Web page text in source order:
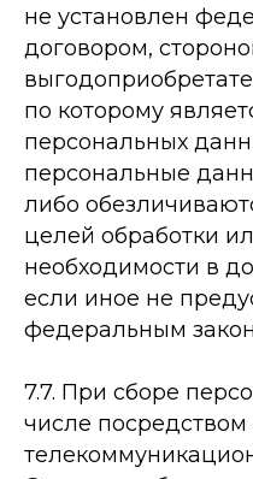
не установлен
договором,
по которому
персональных
персональные
либо
целей обработки
необходимости в
если иное не
федеральным
7.7. При сборе
числе